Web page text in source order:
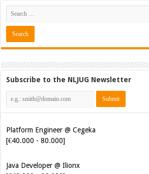
Subscribe to the NLJUG Newsletter
[€40.000 - 80.000]
[€42.000 - 66.000]